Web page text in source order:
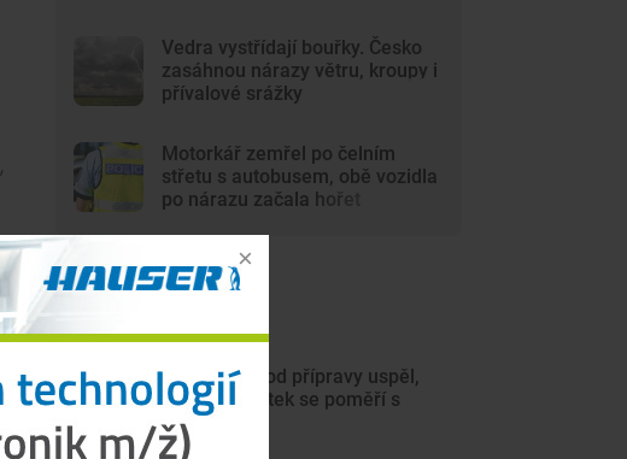
Vedra vystřídají bouřky. Česko
zasáhnou nárazy větru, kroupy i
přívalové srážky
Motorkář zemřel po čelním
střetu s autobusem, obě vozidla
po nárazu začala hořet
Nejnovější články
Motor na úvod přípravy uspěl,
hned ve čtvrtek se poměří s
Jihlavou